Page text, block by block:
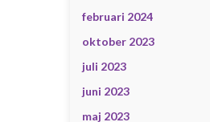
februari 2024
oktober 2023
juli 2023
juni 2023
maj 2023